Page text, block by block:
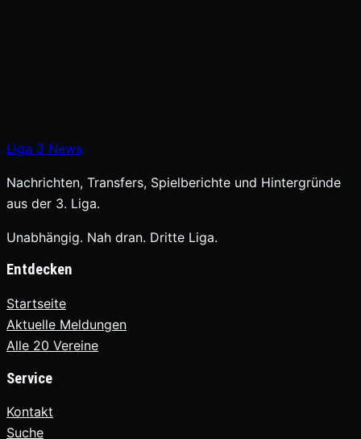
Liga 3 News
Nachrichten, Transfers, Spielberichte und Hintergründe
aus der 3. Liga.
Unabhängig. Nah dran. Dritte Liga.
Entdecken
Startseite
Aktuelle Meldungen
Alle 20 Vereine
Service
Kontakt
Suche